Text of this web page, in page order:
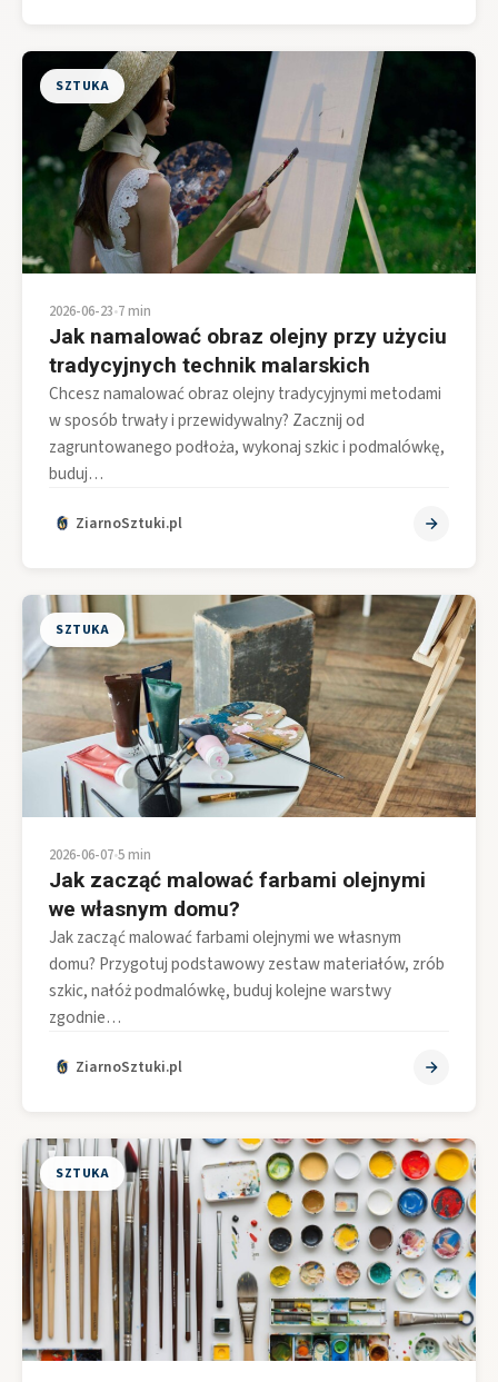
SZTUKA
2026-06-23•7 min
Jak namalować obraz olejny przy użyciu
tradycyjnych technik malarskich
Chcesz namalować obraz olejny tradycyjnymi metodami
w sposób trwały i przewidywalny? Zacznij od
zagruntowanego podłoża, wykonaj szkic i podmalówkę,
buduj…
ZiarnoSztuki.pl
SZTUKA
2026-06-07•5 min
Jak zacząć malować farbami olejnymi
we własnym domu?
Jak zacząć malować farbami olejnymi we własnym
domu? Przygotuj podstawowy zestaw materiałów, zrób
szkic, nałóż podmalówkę, buduj kolejne warstwy
zgodnie…
ZiarnoSztuki.pl
SZTUKA